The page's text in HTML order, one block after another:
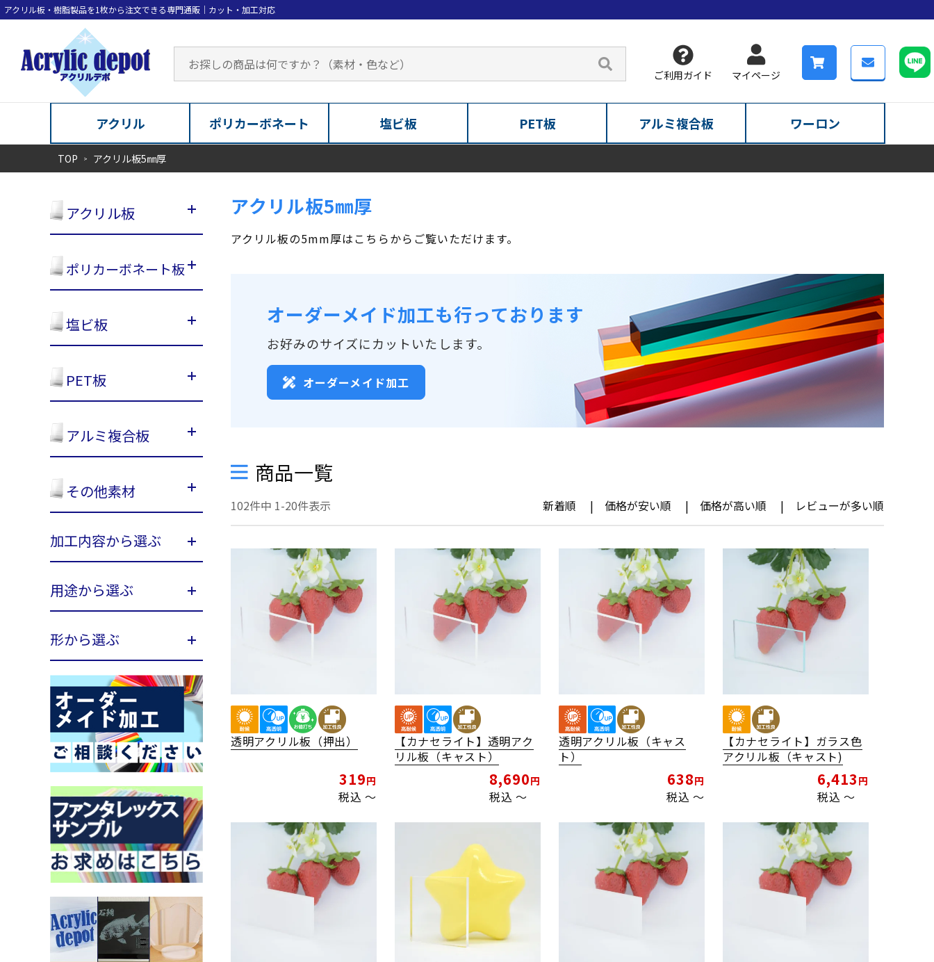
ご利用ガイド マイページ
アクリル ポリカーボネート 塩ビ板 PET板 アルミ複合板 ワーロン
TOP アクリル板5㎜厚
アクリル板
ポリカーボネート板
塩ビ板
PET板
アルミ複合板
その他素材
加工内容から選ぶ
用途から選ぶ
形から選ぶ
アクリル板5㎜厚
アクリル板の5mm厚はこちらからご覧いただけます。
オーダーメイド加工も行っております
お好みのサイズにカットいたします。
オーダーメイド加工
商品一覧
新着順 価格が安い順 価格が高い順 レビューが多い順
102件中 1-20件表示
透明アクリル板（押出）
319
税込 〜
【カナセライト】透明アク
リル板（キャスト）
8,690
税込 〜
透明アクリル板（キャス
ト）
638
税込 〜
【カナセライト】ガラス色
アクリル板（キャスト)
6,413
税込 〜